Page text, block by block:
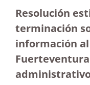
Resolución
terminación
información